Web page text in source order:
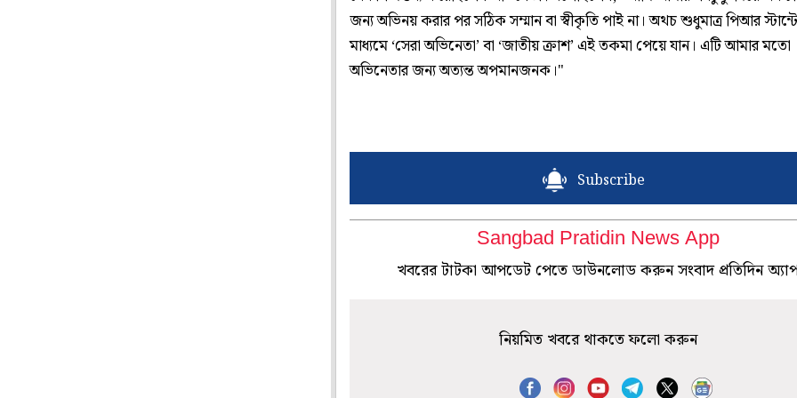
জন্য অভিনয় করার পর সঠিক সম্মান বা স্বীকৃতি পাই না। অথচ শুধুমাত্র পিআর
মাধ্যমে ‘সেরা অভিনেতা’ বা ‘জাতীয় ক্রাশ’ এই তকমা পেয়ে যান। এটি আমার মতো
অভিনেতার জন্য অত্যন্ত অপমানজনক।"
Subscribe
Sangbad Pratidin News App
খবরের টাটকা আপডেট পেতে ডাউনলোড করুন সংবাদ প্রতিদিন
নিয়মিত খবরে থাকতে ফলো করুন